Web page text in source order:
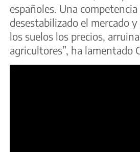
españoles. Una
desestabilizado el mercado
los suelos los precios,
agricultores”, ha lamentado